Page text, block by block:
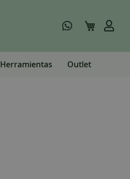
Mi carrito
Herramientas Outlet